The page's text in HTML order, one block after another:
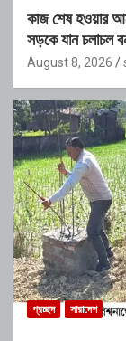
কাজ শেষ হওয়ার
সড়কে যান চলাচল
August 8, 2026
প্রচ্ছদ সারাদেশ